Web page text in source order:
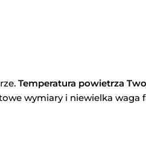
Temperatura powietrza
wymiary i niewielka waga